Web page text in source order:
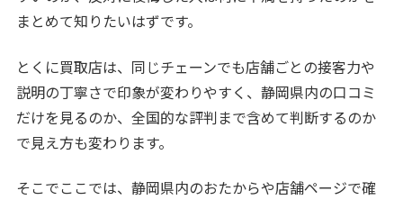
まとめて知りたいはずです。
とくに買取店は、同じチェーンでも店舗ごとの接客力や
説明の丁寧さで印象が変わりやすく、静岡県内の口コミ
だけを見るのか、全国的な評判まで含めて判断するのか
で見え方も変わります。
そこでここでは、静岡県内のおたからや店舗ページで確